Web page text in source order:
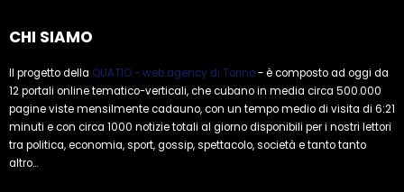
CHI SIAMO
Il progetto della QUATIO - web agency di Torino- è composto ad oggi da
12 portali online tematico-verticali, che cubano in media circa 500.000
pagine viste mensilmente cadauno, con un tempo medio di visita di 6:21
minuti e con circa 1000 notizie totali al giorno disponibili per i nostri lettori
tra politica, economia, sport, gossip, spettacolo, società e tanto tanto
altro...